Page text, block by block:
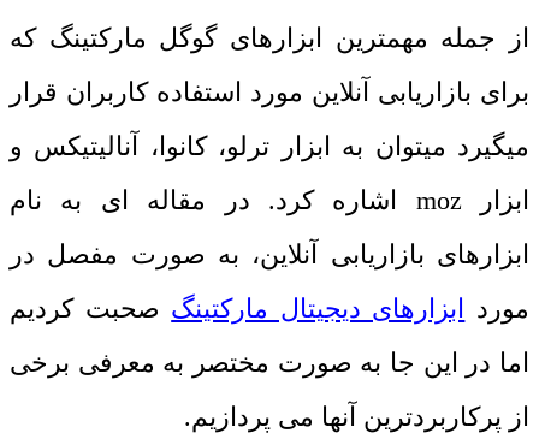
از جمله مهمترین ابزارهای گوگل مارکتینگ که
برای بازاریابی آنلاین مورد استفاده کاربران قرار
میگیرد میتوان به ابزار ترلو، کانوا، آنالیتیکس و
ابزار moz اشاره کرد. در مقاله ای به نام
ابزارهای بازاریابی آنلاین، به صورت مفصل در
مورد ابزارهای دیجیتال مارکتینگ صحبت کردیم
اما در این جا به صورت مختصر به معرفی برخی
از پرکاربردترین آنها می پردازیم.